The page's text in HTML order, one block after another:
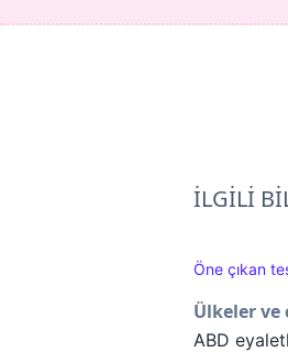
İLGİLİ
Öne çıkan
Ülkeler ve
ABD